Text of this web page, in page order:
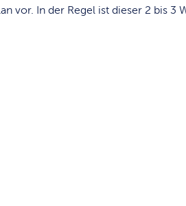
vor. In der Regel ist dieser 2 bis 3